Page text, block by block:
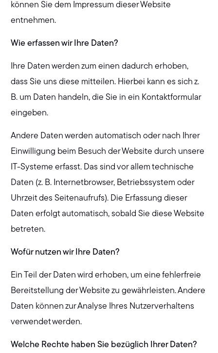
können Sie dem Impressum dieser Website
entnehmen.
Wie erfassen wir Ihre Daten?
Ihre Daten werden zum einen dadurch erhoben,
dass Sie uns diese mitteilen. Hierbei kann es sich z.
B. um Daten handeln, die Sie in ein Kontaktformular
eingeben.
Andere Daten werden automatisch oder nach Ihrer
Einwilligung beim Besuch der Website durch unsere
IT-Systeme erfasst. Das sind vor allem technische
Daten (z. B. Internetbrowser, Betriebssystem oder
Uhrzeit des Seitenaufrufs). Die Erfassung dieser
Daten erfolgt automatisch, sobald Sie diese Website
betreten.
Wofür nutzen wir Ihre Daten?
Ein Teil der Daten wird erhoben, um eine fehlerfreie
Bereitstellung der Website zu gewährleisten. Andere
Daten können zur Analyse Ihres Nutzerverhaltens
verwendet werden.
Welche Rechte haben Sie bezüglich Ihrer Daten?